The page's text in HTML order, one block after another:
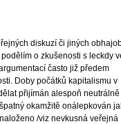
diskuzí či jiných
o zkušenosti s leckdy
často již předem
Doby počátků kapitalismu v
přijímán alespoň
okamžitě onálepkován
/viz nevkusná veřejná